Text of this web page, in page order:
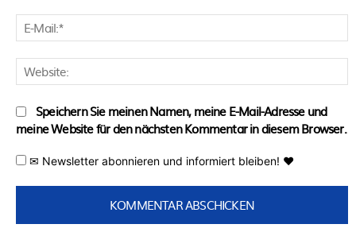
Speichern Sie meinen Namen, meine E-Mail-Adresse und
meine Website für den nächsten Kommentar in diesem Browser.
✉ Newsletter abonnieren und informiert bleiben! ♥